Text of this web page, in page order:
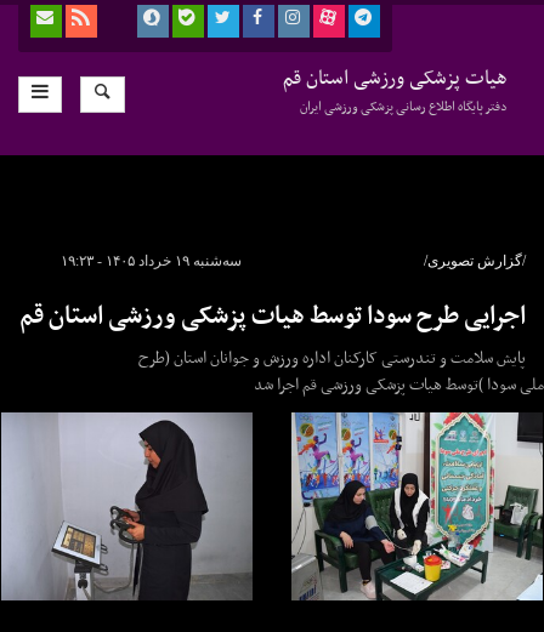
هیات پزشکی ورزشی استان قم
دفتر پایگاه اطلاع رسانی پزشکی ورزشی ایران
سه‌شنبه ۱۹ خرداد ۱۴۰۵ - ۱۹:۲۳ /گزارش تصویری/
اجرایی طرح سودا توسط هیات پزشکی ورزشی استان قم
پایش سلامت و تندرستی کارکنان اداره ورزش و جوانان استان (طرح
ملی سودا )توسط هیات پزشکی ورزشی قم اجرا شد